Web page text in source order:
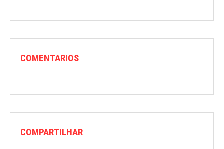
COMENTARIOS
COMPARTILHAR